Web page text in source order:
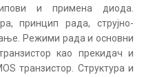
и примена диода.
принцип рада, струјно-
Режими рада и основни
као прекидач и
транзистор. Структура и